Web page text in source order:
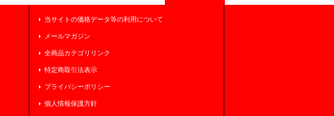
当サイトの価格データ等の利用について
メールマガジン
全商品カテゴリリンク
特定商取引法表示
プライバシーポリシー
個人情報保護方針